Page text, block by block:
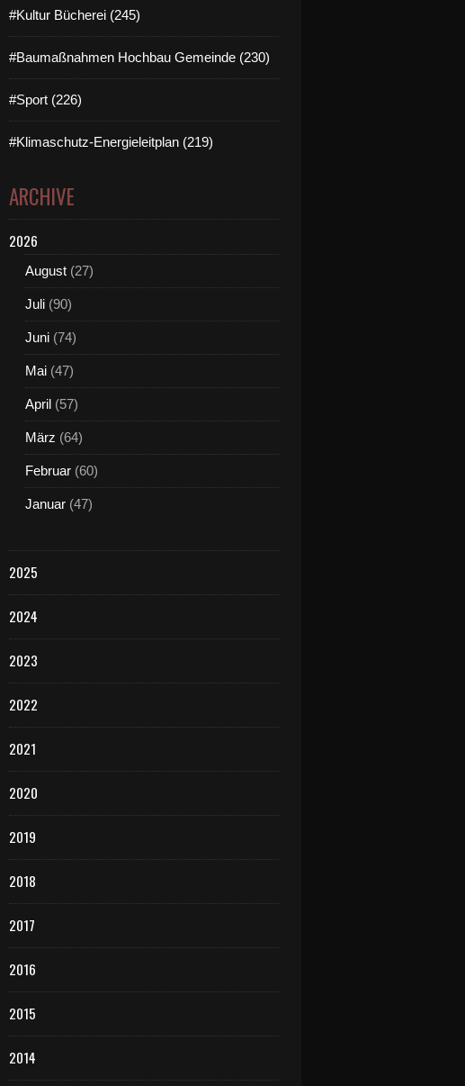
#Kultur Bücherei (245)
#Baumaßnahmen Hochbau Gemeinde (230)
#Sport (226)
#Klimaschutz-Energieleitplan (219)
ARCHIVE
2026
August (27)
Juli (90)
Juni (74)
Mai (47)
April (57)
März (64)
Februar (60)
Januar (47)
2025
2024
2023
2022
2021
2020
2019
2018
2017
2016
2015
2014